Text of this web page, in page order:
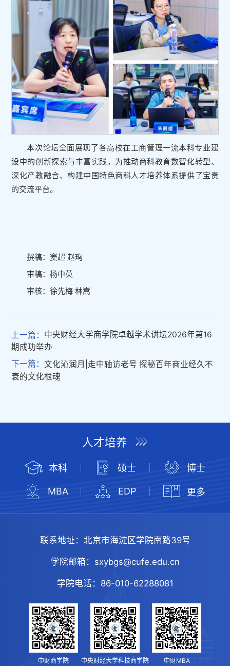
本次论坛全面展现了各高校在工商管理一流本科专业建
设中的创新探索与丰富实践，为推动商科教育数智化转型、
深化产教融合、构建中国特色商科人才培养体系提供了宝贵
的交流平台。
撰稿：窦超 赵珣
审稿：杨中英
审核：徐先梅 林嵩
上一篇： 中央财经大学商学院卓越学术讲坛2026年第16
期成功举办
下一篇：文化沁润月|走中轴访老号 探秘百年商业经久不
衰的文化根魂
人才培养
本科 硕士 博士
MBA EDP 更多
联系地址： 北京市海淀区学院南路39号
学院邮箱： sxybgs@cufe.edu.cn
学院电话： 86-010-62288081
中财商学院 中央财经大学科技商学院 中财MBA